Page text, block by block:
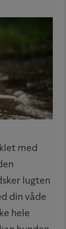
med
lugten
din våde
hele